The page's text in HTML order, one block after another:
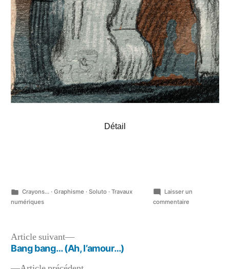
Détail
Publié
dans
Crayons...· Graphisme · Soluto· Travaux
numériques
Laisser un
commentairesur
Navigation
de
Article suivant
Article
suivant :
Bang bang… (Ah, l’amour…)